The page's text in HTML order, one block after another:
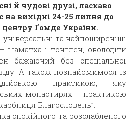
й чудові друзі, ласкаво
на вихідні 24-25 липня до
Ґомде України.
та найпоширеніші
шаматха і тонґлен, оволодіти
бажаючий без спеціальної
А також познайомимося із
практикою, яку
монастирях – практикою
Благословень”.
спокійного та розслабленого